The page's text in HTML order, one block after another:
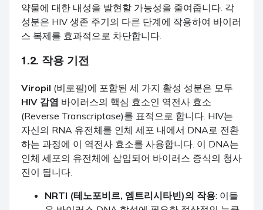
약물에 대한 내성을 발현할 가능성을 줄여줍니다. 각
성분은 HIV 생존 주기의 다른 단계에 작용하여 바이러
스 복제를 효과적으로 차단합니다.
1.2. 작용 기전
Viropil (비로필)에 포함된 세 가지 활성 성분은 모두
HIV 감염 바이러스의 핵심 효소인 역전사 효소
(Reverse Transcriptase)를 표적으로 합니다. HIV는
자신의 RNA 유전체를 인체 세포 내에서 DNA로 전환
하는 과정에 이 역전사 효소를 사용합니다. 이 DNA는
인체 세포의 유전체에 삽입되어 바이러스 증식의 청사
진이 됩니다.
NRTI (테노포비르, 엠트리시타빈)의 작용: 이들